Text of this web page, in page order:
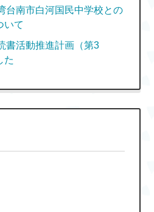
台南市白河国民中学校との
いて
書活動推進計画（第3
た